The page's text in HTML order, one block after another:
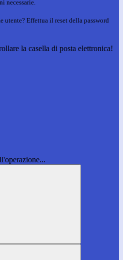
necessarie.
utente? Effettua il reset della password
la casella di posta elettronica!